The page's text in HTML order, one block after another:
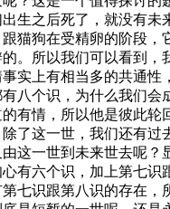
之后死了，就没有未
猫狗在受精卵的阶段
。所以我们可以看到
实上有相当多的共通
八个识，为什么我们
有情，所以他是彼此轮
这一世，我们还有过
这一世到未来世去呢
有六个识，加上第七
七识跟第八识的存在